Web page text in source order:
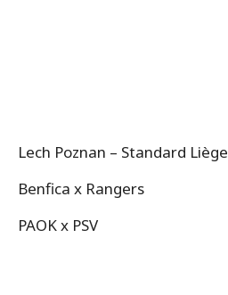
Lech Poznan – Standard Liège
Benfica x Rangers
PAOK x PSV